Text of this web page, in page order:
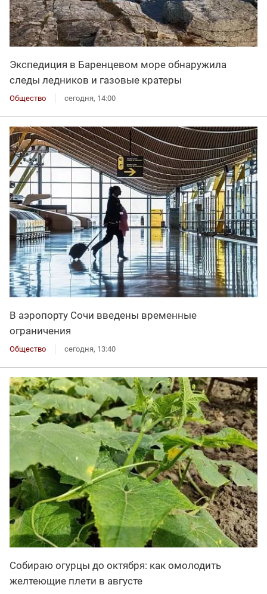
Экспедиция в Баренцевом море обнаружила
следы ледников и газовые кратеры
Общество сегодня, 14:00
В аэропорту Сочи введены временные
ограничения
Общество сегодня, 13:40
Собираю огурцы до октября: как омолодить
желтеющие плети в августе